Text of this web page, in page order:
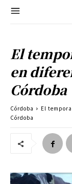
El
en
Córdoba
Córdoba
El
Córdoba